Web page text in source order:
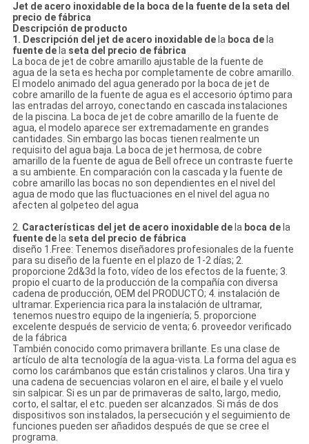
Jet de acero inoxidable de la boca de la fuente de la seta del
precio de fábrica
Descripción de producto
1. Descripción del jet de acero inoxidable dela boca dela
fuente dela seta del precio de fábrica
La boca de jet de cobre amarillo ajustable de la fuente de
aguade lasetaes hecha por completamente de cobre amarillo.
El modelo animado del agua generado por la boca de jet de
cobre amarillo de la fuente de aguaes el accesorio óptimo para
las entradas del arroyo, conectando en cascada instalaciones
de lapiscina. La boca de jet de cobre amarillo de la fuente de
agua, el modelo aparece ser extremadamente en grandes
cantidades. Sin embargo las bocas tienen realmente un
requisito del agua baja. La boca de jet hermosa, de cobre
amarillo de la fuente de agua de Bell ofrece un contraste fuerte
a su ambiente. En comparación con la cascada y la fuente de
cobre amarillo las bocas no son dependientes en el nivel del
agua de modo que las fluctuaciones en el nivel del agua no
afecten al golpeteo del agua
2. Características del jet de acero inoxidable dela boca dela
fuente dela seta del precio de fábrica
diseño 1.Free: Tenemos diseñadores profesionales de la fuente
para su diseño de la fuente en el plazo de 1-2 días; 2.
proporcione 2d&3d la foto, vídeo de los efectos de la fuente; 3.
propio el cuarto de la producción de la compañía con diversa
cadena de producción, OEM del PRODUCTO; 4. instalación de
ultramar. Experiencia rica para la instalación de ultramar,
tenemos nuestro equipo de la ingeniería; 5. proporcione
excelente después de servicio de venta; 6. proveedor verificado
de la fábrica
También conocido como primavera brillante. Es una clase de
artículo de alta tecnología de la agua-vista. La forma del agua es
como los carámbanos que están cristalinos y claros. Una tira y
una cadena de secuencias volaron en el aire, el baile y el vuelo
sin salpicar. Si es un par de primaveras de salto, largo, medio,
corto, el saltar, el etc. pueden ser alcanzados. Si más de dos
dispositivos son instalados, la persecución y el seguimiento de
funciones pueden ser añadidos después de que se cree el
programa.